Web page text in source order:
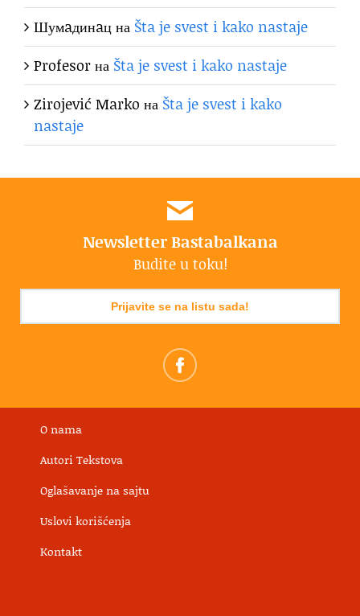
Шумaдинaцна Šta je svest i kako nastaje
Profesorна Šta je svest i kako nastaje
Zirojević Marko на Šta je svest i kako
nastaje
Newsletter Bastabalkana
Budite u toku!
Prijavite se na listu sada!
O nama
Autori Tekstova
Oglašavanje na sajtu
Uslovi korišćenja
Kontakt